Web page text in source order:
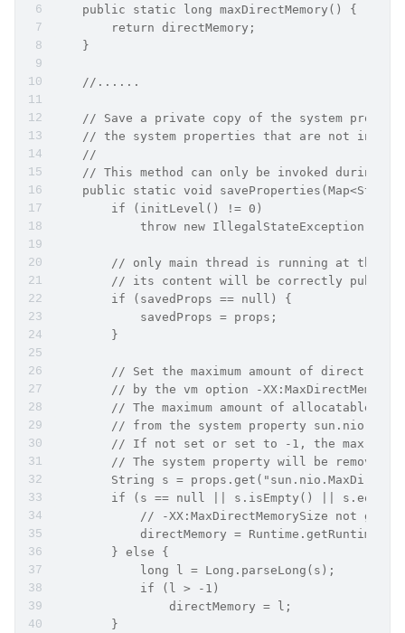
    public static long maxDirectMemory() {
        return directMemory;
    }
    //......
// Save a private copy of the system
// the system properties that are not
    //
// This method can only be invoked during
public static void
        if (initLevel() != 0)
throw new
// only main thread is running at this
// its content will be correctly
        if (savedProps == null) {
            savedProps = props;
        }
// Set the maximum amount of direct
// by the vm option -
// The maximum amount of allocatable
// from the system property
// If not set or set to -1, the max
        // The system property will be removed.
String s =
if (s == null || s.isEmpty() ||
// -XX:MaxDirectMemorySize not
directMemory =
        } else {
            long l = Long.parseLong(s);
            if (l > -1)
                directMemory = l;
        }